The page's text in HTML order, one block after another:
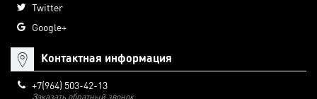
Twitter
Google+
Контактная информация
+7(964) 503-42-13
Заказать обратный звонок